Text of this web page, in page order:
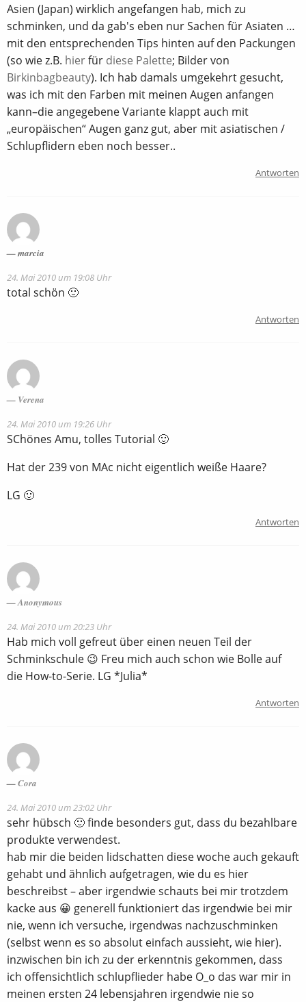
Asien (Japan) wirklich angefangen hab, mich zu
schminken, und da gab's eben nur Sachen für Asiaten …
mit den entsprechenden Tips hinten auf den Packungen
(so wie z.B. hierfür diese Palette; Bilder von
Birkinbagbeauty). Ich hab damals umgekehrt gesucht,
was ich mit den Farben mit meinen Augen anfangen
kann–die angegebene Variante klappt auch mit
„europäischen“ Augen ganz gut, aber mit asiatischen /
Schlupflidern eben noch besser..
Antworten
marcia
24. Mai 2010 um 19:08 Uhr
total schön 🙂
Antworten
Verena
24. Mai 2010 um 19:26 Uhr
SChönes Amu, tolles Tutorial 🙂
Hat der 239 von MAc nicht eigentlich weiße Haare?
LG 🙂
Antworten
Anonymous
24. Mai 2010 um 20:23 Uhr
Hab mich voll gefreut über einen neuen Teil der
Schminkschule 😉 Freu mich auch schon wie Bolle auf
die How-to-Serie. LG *Julia*
Antworten
Cora
24. Mai 2010 um 23:02 Uhr
sehr hübsch 🙂 finde besonders gut, dass du bezahlbare
produkte verwendest.
hab mir die beiden lidschatten diese woche auch gekauft
gehabt und ähnlich aufgetragen, wie du es hier
beschreibst – aber irgendwie schauts bei mir trotzdem
kacke aus 😀 generell funktioniert das irgendwie bei mir
nie, wenn ich versuche, irgendwas nachzuschminken
(selbst wenn es so absolut einfach aussieht, wie hier).
inzwischen bin ich zu der erkenntnis gekommen, dass
ich offensichtlich schlupflieder habe O_o das war mir in
meinen ersten 24 lebensjahren irgendwie nie so